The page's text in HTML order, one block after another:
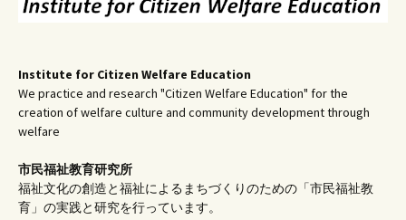
Institute for Citizen Welfare Education
We practice and research "Citizen Welfare Education" for the
creation of welfare culture and community development through
welfare
市民福祉教育研究所
福祉文化の創造と福祉によるまちづくりのための「市民福祉教
育」の実践と研究を行っています。